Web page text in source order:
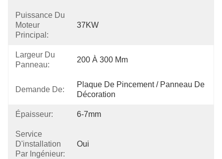
Puissance Du
Moteur
Principal:
37KW
Largeur Du
Panneau:
200 À 300 Mm
Demande De:
Plaque De Pincement / Panneau De
Décoration
Épaisseur: 6-7mm
Service
D'installation
Par Ingénieur:
Oui